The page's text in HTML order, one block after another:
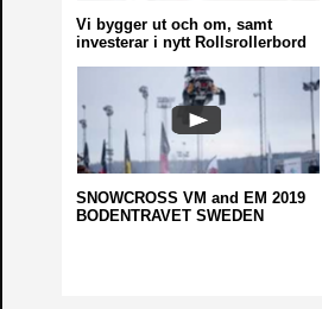
Vi bygger ut och om, samt
investerar i nytt Rollsrollerbord
SNOWCROSS VM and EM 2019
BODENTRAVET SWEDEN